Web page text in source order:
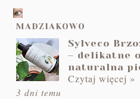
MADZIAKOWO
Sylveco
– delikatne
naturalna
Czytaj więcej »
3 dni temu